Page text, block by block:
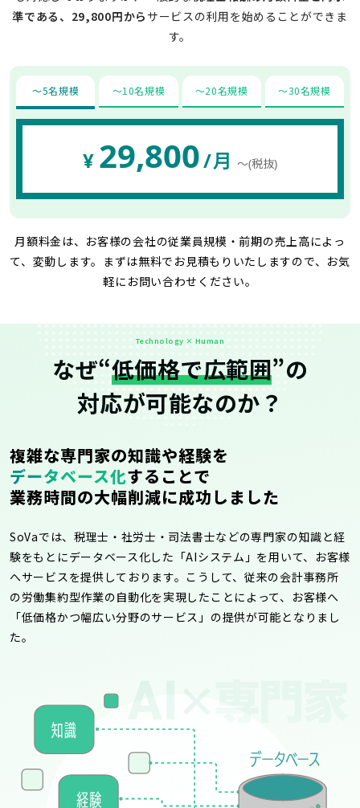
準である、29,800円から サービスの利用を始めることができま
す。
〜5名規模 〜10名規模 〜20名規模 〜30名規模
¥ 29,800/月 〜(税抜)
月額料金は、お客様の会社の従業員規模・前期の売上高によっ
て、変動します。 まずは無料でお見積もりいたしますので、お気
軽にお問い合わせください。
Technology × Human
なぜ“低価格で広範囲”の
対応が可能なのか？
複雑な専門家の知識や経験を
データベース化することで
業務時間の大幅削減に成功しました
SoVaでは、税理士・社労士・司法書士などの専門家の知識と経
験をもとにデータベース化した「AIシステム」を用いて、お客様
へサービスを提供しております。こうして、従来の会計事務所
の労働集約型作業の自動化を実現したことによって、お客様へ
「低価格かつ幅広い分野のサービス」の提供が可能となりまし
た。